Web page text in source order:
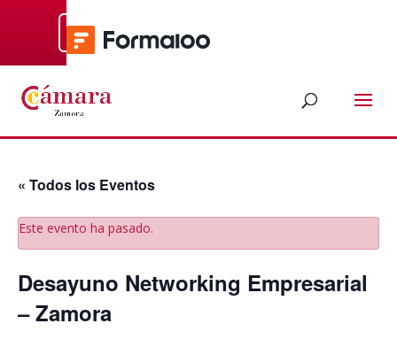
Contacto
« Todos los Eventos
Este evento ha pasado.
Desayuno Networking Empresarial
– Zamora